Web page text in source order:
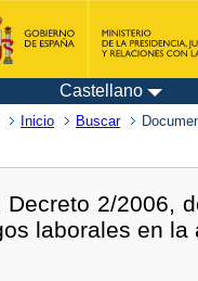
Castellano
Inicio Buscar
Decreto 2/2006,
laborales en